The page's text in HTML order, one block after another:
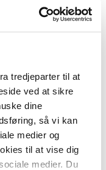
tredjeparter til at
ved at sikre
dine
så vi kan
medier og
til at vise dig
medier. Du
erfaring og
sig med
som